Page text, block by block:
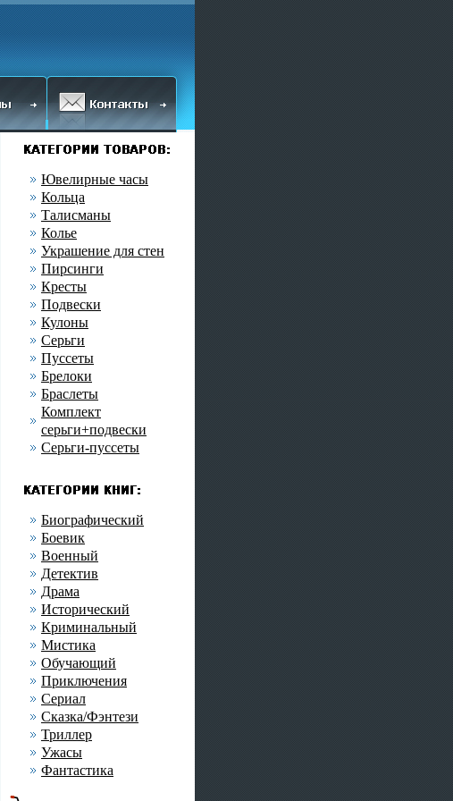
Ювелирные часы
Кольца
Талисманы
Колье
Украшение для стен
Пирсинги
Кресты
Подвески
Кулоны
Серьги
Пуссеты
Брелоки
Браслеты
Комплект
серьги+подвески
Серьги-пуссеты
Биографический
Боевик
Военный
Детектив
Драма
Исторический
Криминальный
Мистика
Обучающий
Приключения
Сериал
Сказка/Фэнтези
Триллер
Ужасы
Фантастика